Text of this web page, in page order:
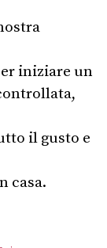
iniziare un
il gusto e
casa.